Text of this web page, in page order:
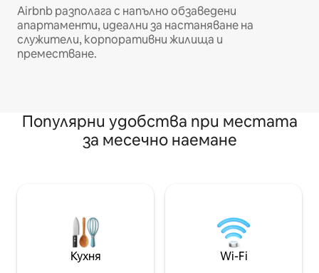
Airbnb разполага с напълно обзаведени
апартаменти, идеални за настаняване на
служители, корпоративни жилища и
преместване.
Популярни удобства при местата
за месечно наемане
Кухня Wi-Fi